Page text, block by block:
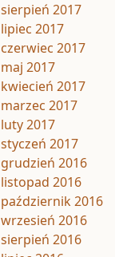
sierpień 2017
lipiec 2017
czerwiec 2017
maj 2017
kwiecień 2017
marzec 2017
luty 2017
styczeń 2017
grudzień 2016
listopad 2016
październik 2016
wrzesień 2016
sierpień 2016